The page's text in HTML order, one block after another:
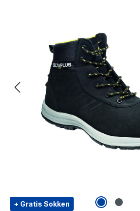
+ Gratis Sokken